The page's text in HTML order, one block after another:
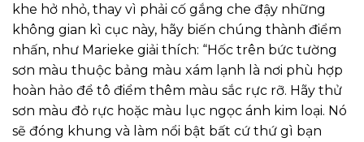
khe hở nhỏ, thay vì phải cố gắng che đậy những
không gian kì cục này, hãy biến chúng thành điểm
nhấn, như Marieke giải thích: “Hốc trên bức tường
sơn màu thuộc bảng màu xám lạnh là nơi phù hợp
hoàn hảo để tô điểm thêm màu sắc rực rỡ. Hãy thử
sơn màu đỏ rực hoặc màu lục ngọc ánh kim loại. Nó
sẽ đóng khung và làm nổi bật bất cứ thứ gì bạn